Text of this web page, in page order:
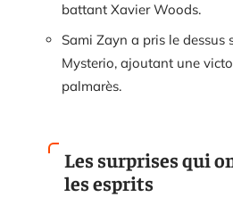
battant Xavier Woods.
Sami Zayn a pris le dessus
Mysterio, ajoutant une
palmarès.
Les surprises qui
les esprits